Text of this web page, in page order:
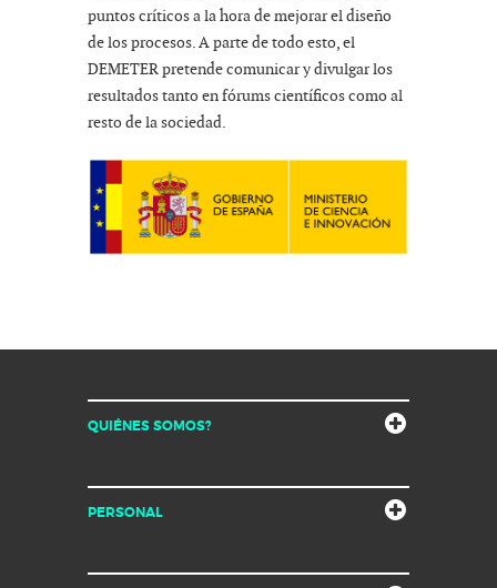
puntos críticos a la hora de mejorar el diseño
de los procesos. A parte de todo esto, el
DEMETER pretende comunicar y divulgar los
resultados tanto en fórums científicos como al
resto de la sociedad.
QUIÉNES SOMOS?
PERSONAL